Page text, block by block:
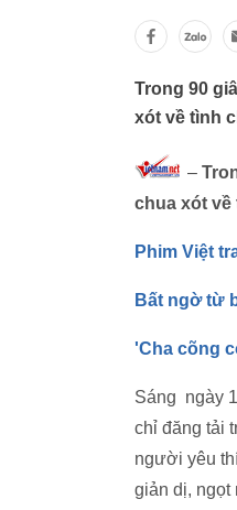
Trong 90
xót về tình
–
chua xót về
Phim Việt
Bất ngờ từ
'Cha cõng
Sáng ngày
chỉ đăng tải
người yêu
giản dị, ngọt